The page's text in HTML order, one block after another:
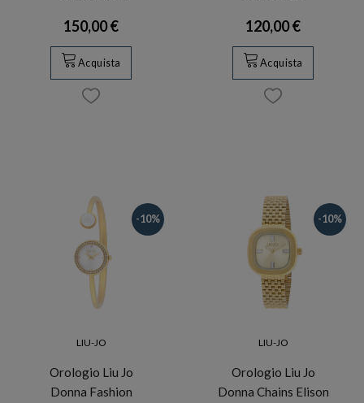
150,00 €
Acquista
120,00 €
Acquista
-10%
LIU-JO
Orologio Liu Jo
Donna Fashion
-10%
LIU-JO
Orologio Liu Jo
Donna Chains Elison